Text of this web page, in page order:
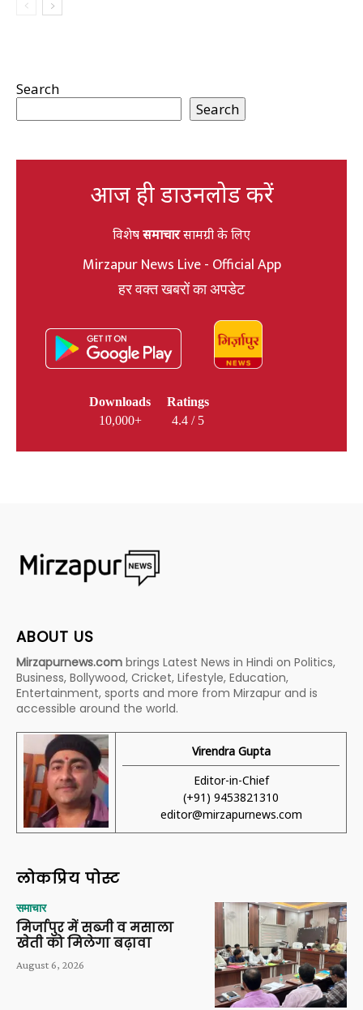
Search
Search
आज ही डाउनलोड करें
विशेषसमाचारसामग्री के लिए
Mirzapur News Live - Official App
हर वक्त खबरों का अपडेट
Downloads
10,000+
Ratings
4.4 / 5
ABOUT US
Mirzapurnews.com brings Latest News in Hindi on Politics,
Business, Bollywood, Cricket, Lifestyle, Education,
Entertainment, sports and more from Mirzapur and is
accessible around the world.
Virendra Gupta
Editor-in-Chief
(+91) 9453821310
editor@mirzapurnews.com
लोकप्रिय पोस्ट
समाचार
मिर्जापुर में सब्जी व मसाला
खेती को मिलेगा बढ़ावा
August 6, 2026